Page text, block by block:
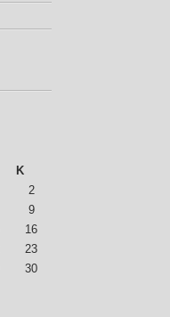
Κ
2
9
16
23
30